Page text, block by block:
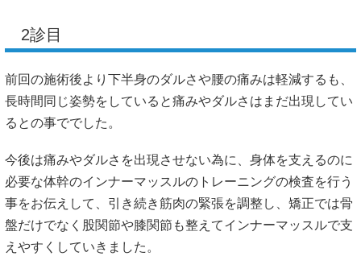
2診目
前回の施術後より下半身のダルさや腰の痛みは軽減するも、
長時間同じ姿勢をしていると痛みやダルさはまだ出現してい
るとの事ででした。
今後は痛みやダルさを出現させない為に、身体を支えるのに
必要な体幹のインナーマッスルのトレーニングの検査を行う
事をお伝えして、引き続き筋肉の緊張を調整し、矯正では骨
盤だけでなく股関節や膝関節も整えてインナーマッスルで支
えやすくしていきました。